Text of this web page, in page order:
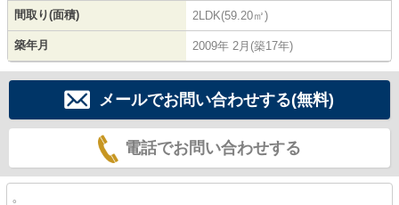
間取り(面積) 2LDK(59.20㎡)
築年月 2009年 2月(築17年)
メールでお問い合わせする(無料)
電話でお問い合わせする
。